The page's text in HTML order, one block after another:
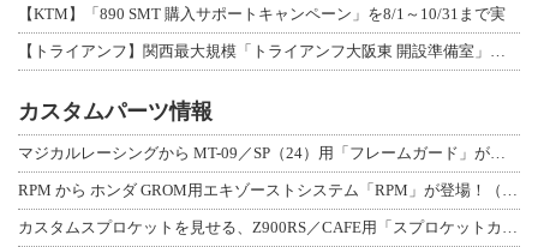
【KTM】「890 SMT 購入サポートキャンペーン」を8/1～10/31まで実
カスタムパーツ情報